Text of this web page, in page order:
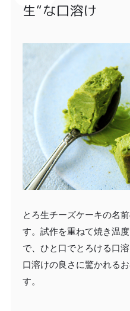
生“な口溶け
とろ生チーズケーキの名
す。試作を重ねて焼き温
で、ひと口でとろける口
口溶けの良さに驚かれる
す。